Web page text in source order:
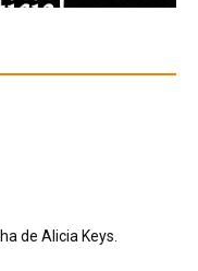
de Alicia Keys.